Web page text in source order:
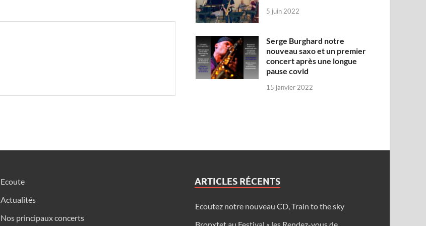
5 juin 2022
Serge Burghard notre
nouveau saxo et un premier
concert après une longue
pause covid
15 janvier 2022
Ecoute
Actualités
Nos principaux concerts
ARTICLES RÉCENTS
Ecoutez notre nouveau CD, Train to the sky